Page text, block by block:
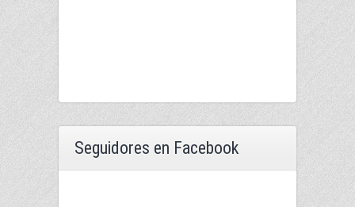
Seguidores en Facebook